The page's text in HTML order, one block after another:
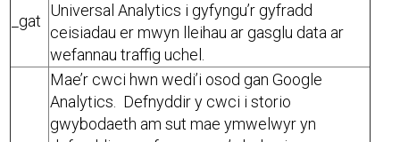
_gat
Universal Analytics i gyfyngu’r gyfradd
ceisiadau er mwyn lleihau ar gasglu data ar
wefannau traffig uchel.
Mae’r cwci hwn wedi’i osod gan Google
Analytics. Defnyddir y cwci i storio
gwybodaeth am sut mae ymwelwyr yn